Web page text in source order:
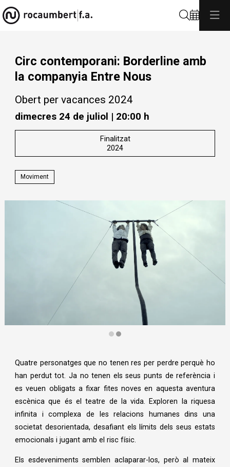
Circ contemporani: Borderline amb
la companyia Entre Nous
Obert per vacances 2024
dimecres 24 de juliol | 20:00 h
Finalitzat
2024
Moviment
Quatre personatges que no tenen res per perdre perquè ho
han perdut tot. Ja no tenen els seus punts de referència i
es veuen obligats a fixar fites noves en aquesta aventura
escènica que és el teatre de la vida. Exploren la riquesa
infinita i complexa de les relacions humanes dins una
societat desorientada, desafiant els límits dels seus estats
emocionals i jugant amb el risc físic.
Els esdeveniments semblen aclaparar-los, però al mateix